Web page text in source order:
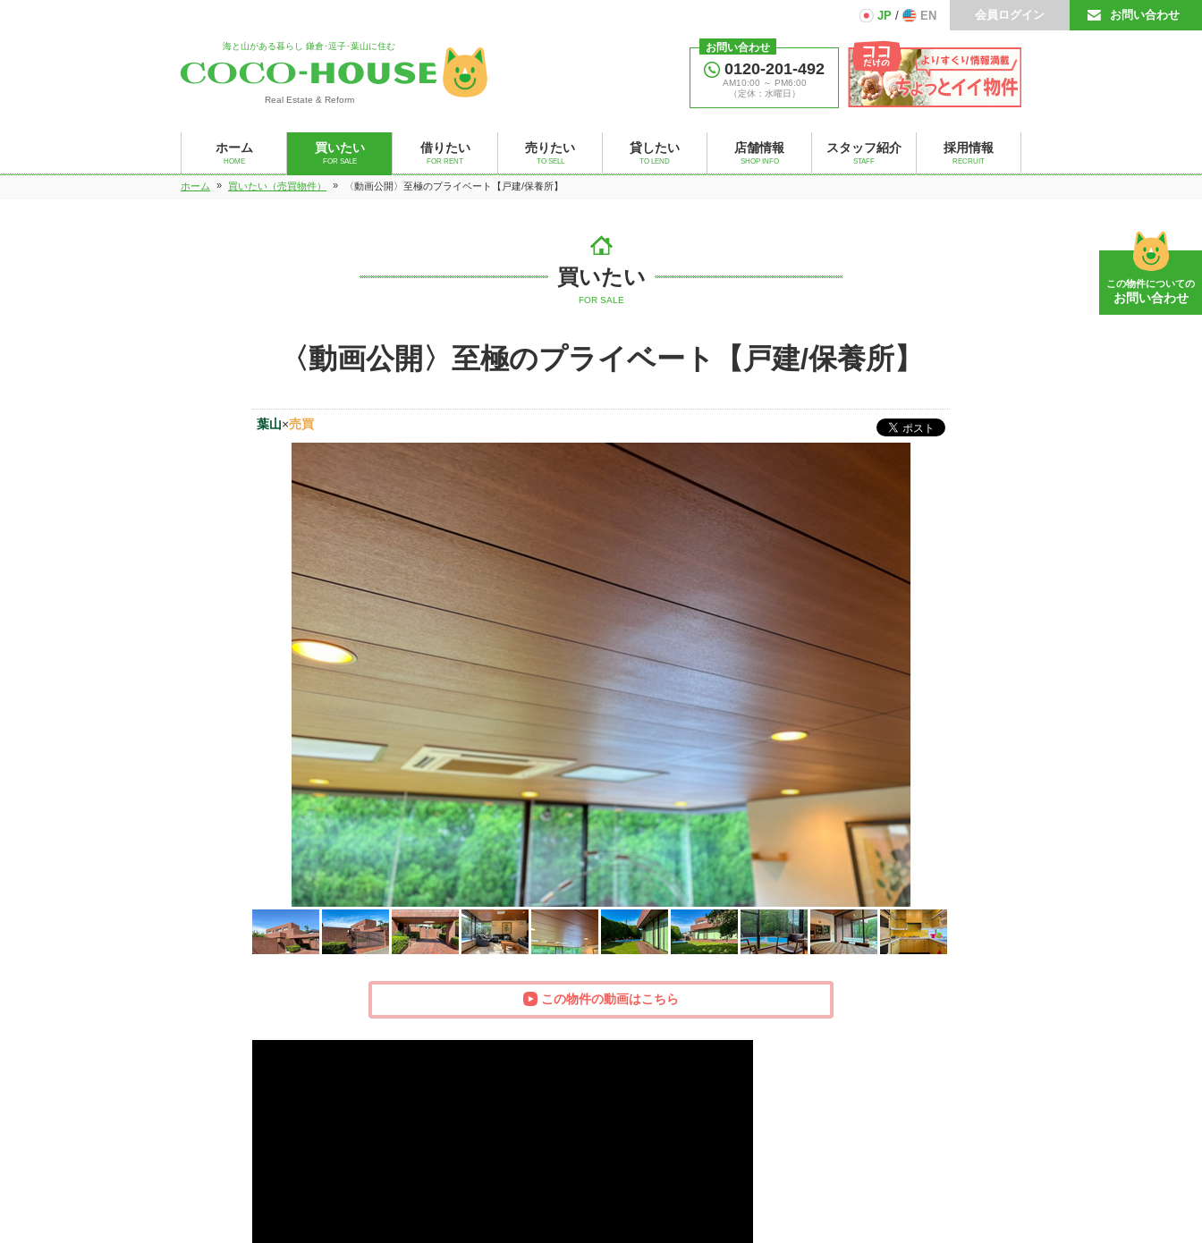
お問い合わせ
会員ログイン
JP / EN
海と山がある暮らし 鎌倉･逗子･葉山に住む
Real Estate & Reform
お問い合わせ
0120-201-492
AM10:00 ～ PM6:00
（定休：水曜日）
ホーム
HOME
買いたい
FOR SALE
借りたい
FOR RENT
売りたい
TO SELL
貸したい
TO LEND
店舗情報
SHOP INFO
スタッフ紹介
STAFF
採用情報
RECRUIT
ホーム » 買いたい（売買物件） » 〈動画公開〉至極のプライベート【戸建/保養所】
この物件についての
お問い合わせ
買いたい
FOR SALE
〈動画公開〉至極のプライベート【戸建/保養所】
葉山×売買
この物件の動画はこちら